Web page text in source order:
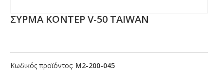
ΣΥΡΜΑ ΚΟΝΤΕΡ V-50 ΤΑΙWΑΝ
Κωδικός προϊόντος: Μ2-200-045